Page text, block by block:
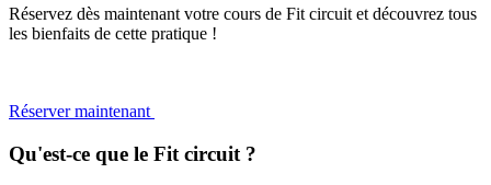
Réservez dès maintenant votre cours de Fit circuit et découvrez tous
les bienfaits de cette pratique !
Réserver maintenant
Qu'est-ce que le Fit circuit ?